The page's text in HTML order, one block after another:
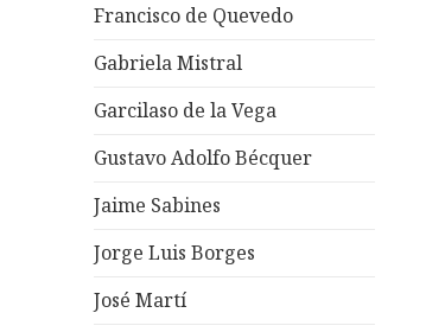
Francisco de Quevedo
Gabriela Mistral
Garcilaso de la Vega
Gustavo Adolfo Bécquer
Jaime Sabines
Jorge Luis Borges
José Martí